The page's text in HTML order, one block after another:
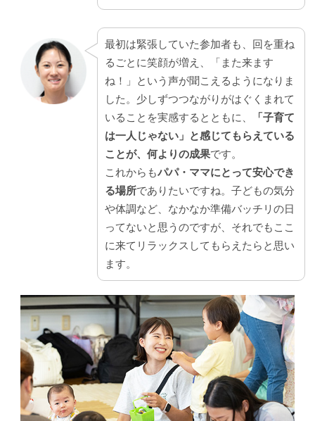
最初は緊張していた参加者も、回を重ね
るごとに笑顔が増え、「また来ます
ね！」という声が聞こえるようになりま
した。少しずつつながりがはぐくまれて
いることを実感するとともに、
「子育て
は一人じゃない」と感じてもらえている
ことが、何よりの成果です。
これからもパパ・ママにとって安心でき
る場所でありたいですね。子どもの気分
や体調など、なかなか準備バッチリの日
ってないと思うのですが、それでもここ
に来てリラックスしてもらえたらと思い
ます。